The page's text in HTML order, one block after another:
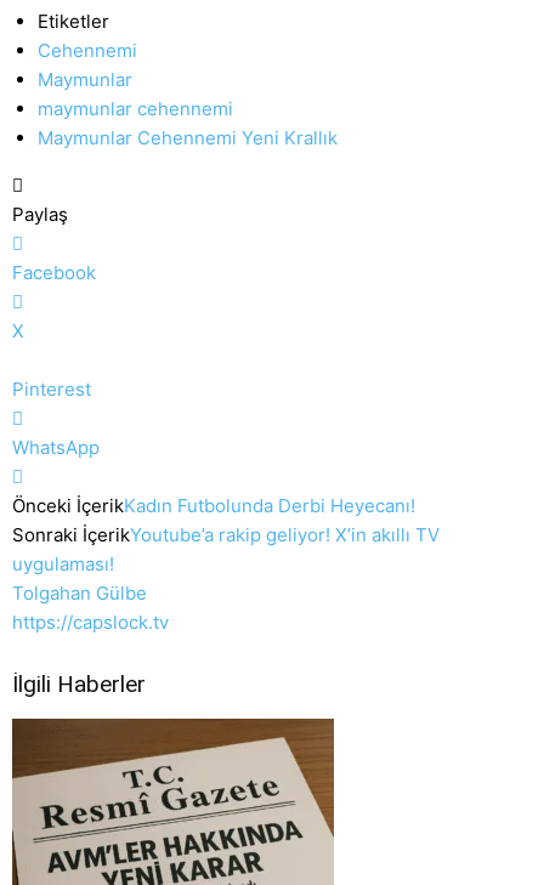
Etiketler
Cehennemi
Maymunlar
maymunlar cehennemi
Maymunlar Cehennemi Yeni Krallık
Paylaş
Facebook
X
Pinterest
WhatsApp
Önceki İçerikKadın Futbolunda Derbi Heyecanı!
Sonraki İçerikYoutube’a rakip geliyor! X’in akıllı TV
uygulaması!
Tolgahan Gülbe
https://capslock.tv
İlgili Haberler